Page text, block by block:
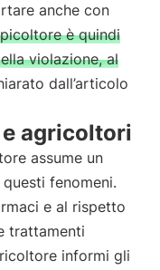
anche con
è quindi
violazione, al
dall’articolo
agricoltori
assume un
fenomeni.
e al rispetto
trattamenti
informi gli